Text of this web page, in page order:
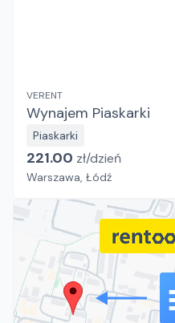
VERENT
Wynajem Piaskarki
Piaskarki
221.00 zł/dzień
Warszawa, Łódź